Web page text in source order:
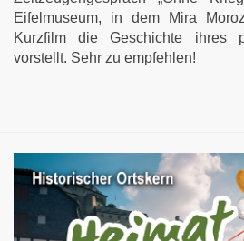
Eifelmuseum, in dem Mira
Kurzfilm die Geschichte ihres
vorstellt. Sehr zu empfehlen!